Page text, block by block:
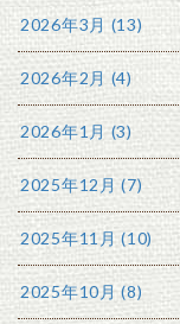
2026年3月 (13)
2026年2月 (4)
2026年1月 (3)
2025年12月 (7)
2025年11月 (10)
2025年10月 (8)